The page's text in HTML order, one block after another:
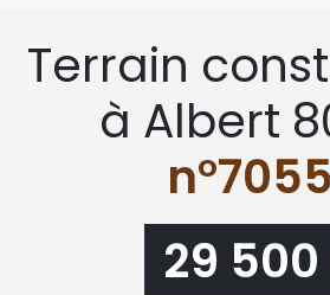
Terrain
à Albert
29